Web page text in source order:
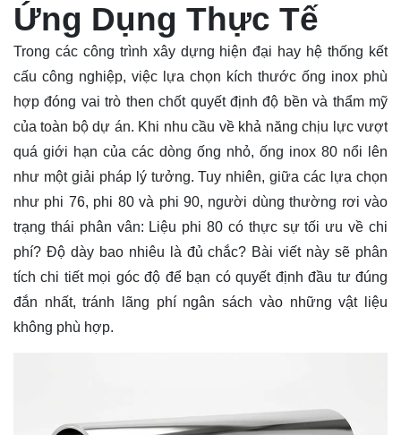
Ứng Dụng Thực Tế
Trong các công trình xây dựng hiện đại hay hệ thống kết
cấu công nghiệp, việc lựa chọn kích thước ống inox phù
hợp đóng vai trò then chốt quyết định độ bền và thẩm mỹ
của toàn bộ dự án. Khi nhu cầu về khả năng chịu lực vượt
quá giới hạn của các dòng ống nhỏ, ống inox 80 nổi lên
như một giải pháp lý tưởng. Tuy nhiên, giữa các lựa chọn
như phi 76, phi 80 và phi 90, người dùng thường rơi vào
trạng thái phân vân: Liệu phi 80 có thực sự tối ưu về chi
phí? Độ dày bao nhiêu là đủ chắc? Bài viết này sẽ phân
tích chi tiết mọi góc độ để bạn có quyết định đầu tư đúng
đắn nhất, tránh lãng phí ngân sách vào những vật liệu
không phù hợp.